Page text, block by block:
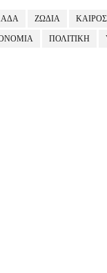
ΖΩΔΙΑ ΚΑΙΡΟΣ
ΠΟΛΙΤΙΚΗ